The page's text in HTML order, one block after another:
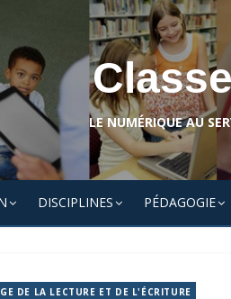
LE NUMÉRIQUE AU
DISCIPLINES PÉDAGOGIE
DE LA LECTURE ET DE L'ÉCRITURE